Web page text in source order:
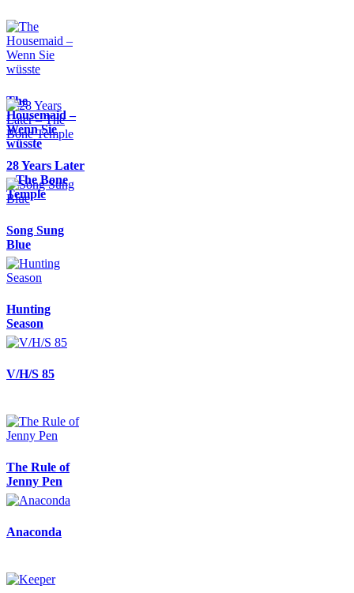
The
Housemaid –
Wenn Sie
wüsste
28 Years Later
– The Bone
Temple
Song Sung
Blue
Hunting
Season
V/H/S 85
The Rule of
Jenny Pen
Anaconda